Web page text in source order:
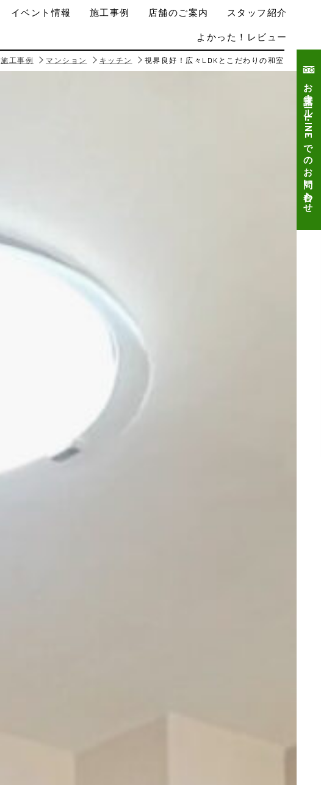
イベント情報 施工事例 店舗のご案内 スタッフ紹介
よかった！レビュー
お電話・メール・LINEでのお問い合わせ
施工事例 マンション キッチン 視界良好！広々LDKとこだわりの和室